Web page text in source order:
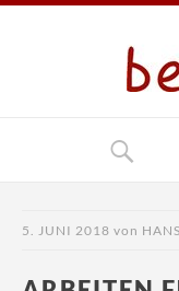
5. JUNI 2018 von